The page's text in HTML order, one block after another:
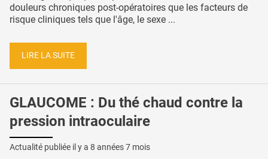
douleurs chroniques post-opératoires que les facteurs de
risque cliniques tels que l'âge, le sexe ...
LIRE LA SUITE
GLAUCOME : Du thé chaud contre la
pression intraoculaire
Actualité publiée il y a 8 années 7 mois